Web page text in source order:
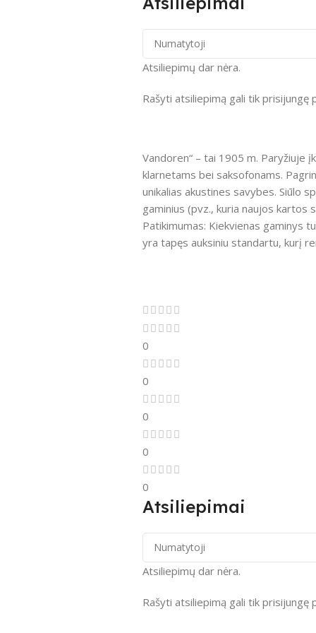
Atsiliepimų dar nėra.
Rašyti atsiliepimą gali tik prisijungę
Vandoren“ – tai 1905 m. Paryžiuje
klarnetams bei saksofonams.
unikalias akustines savybes. Siūlo
gaminius (pvz., kuria naujos kartos
Patikimumas: Kiekvienas gaminys
yra tapęs auksiniu standartu, kurį
0
0
0
0
0
Atsiliepimai
Atsiliepimų dar nėra.
Rašyti atsiliepimą gali tik prisijungę